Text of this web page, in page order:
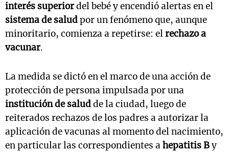
interés superiordel bebé y encendió alertas en el
sistema de saludpor un fenómeno que, aunque
minoritario, comienza a repetirse: elrechazo a
vacunar.
La medida se dictó en el marco de una acción de
protección de persona impulsada por una
institución de saludde la ciudad, luego de
reiterados rechazos de los padres a autorizar la
aplicación de vacunas al momento del nacimiento,
en particular las correspondientes ahepatitis By